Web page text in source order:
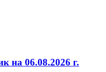
на 06.08.2026 г.